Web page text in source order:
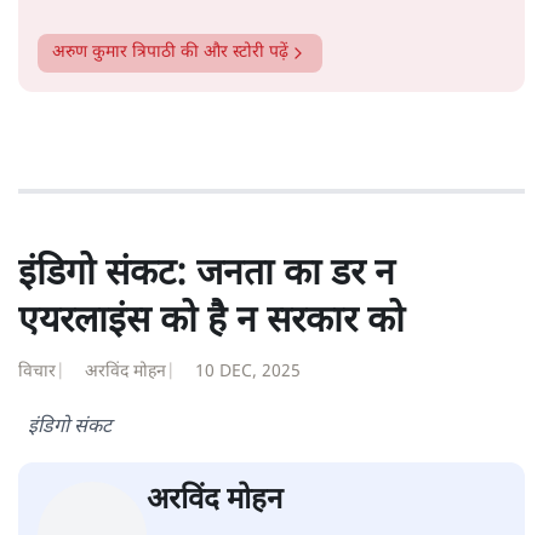
अरुण कुमार त्रिपाठी
अरुण कुमार त्रिपाठी, पत्रकार, लेखक और शिक्षक हैं। उन्होंने
एडजंक्ट के तौर पर सेवाएं दीं। डॉ. भीमराव आंबेडकर विश्वविद्यालय में
तक प्रोफेसर ऑफ प्रैक्टिस रहे। देश के सभी प्रमुख हिन्दी पत्रों में स्तंभ
लेखन करते हैं।
अरुण कुमार त्रिपाठीकी और स्टोरी पढ़ें